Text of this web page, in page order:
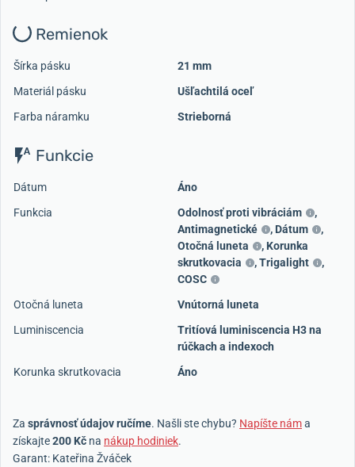
Remienok
Šírka pásku
21 mm
Materiál pásku
Ušľachtilá oceľ
Farba náramku
Strieborná
Funkcie
Dátum
Áno
Funkcia
Odolnosť proti vibráciám
,
Antimagnetické
, Dátum
,
Otočná luneta
, Korunka
skrutkovacia
,Trigalight
,
COSC
Otočná luneta
Vnútorná luneta
Luminiscencia
Tritíová luminiscencia H3 na
rúčkach a indexoch
Korunka skrutkovacia
Áno
Za správnosť údajov ručíme. Našli ste chybu? Napíšte náma
získajte200 Kč na nákup hodiniek.
Garant: Kateřina Žváček